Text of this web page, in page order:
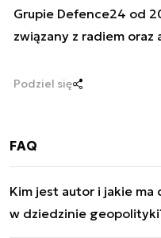
Grupie Defence24 od
związany z radiem
Podziel się
FAQ
Kim jest autor i jakie
w dziedzinie